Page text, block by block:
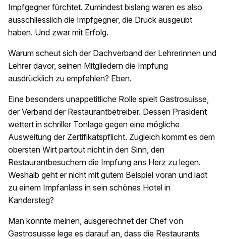
Impfgegner fürchtet. Zumindest bislang waren es also
ausschliesslich die Impfgegner, die Druck ausgeübt
haben. Und zwar mit Erfolg.
Warum scheut sich der Dachverband der Lehrerinnen und
Lehrer davor, seinen Mitgliedern die Impfung
ausdrücklich zu empfehlen? Eben.
Eine besonders unappetitliche Rolle spielt Gastrosuisse,
der Verband der Restaurantbetreiber. Dessen Präsident
wettert in schriller Tonlage gegen eine mögliche
Ausweitung der Zertifikatspflicht. Zugleich kommt es dem
obersten Wirt partout nicht in den Sinn, den
Restaurantbesuchern die Impfung ans Herz zu legen.
Weshalb geht er nicht mit gutem Beispiel voran und lädt
zu einem Impfanlass in sein schönes Hotel in
Kandersteg?
Man könnte meinen, ausgerechnet der Chef von
Gastrosuisse lege es darauf an, dass die Restaurants